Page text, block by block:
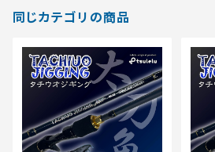
同じカテゴリの商品